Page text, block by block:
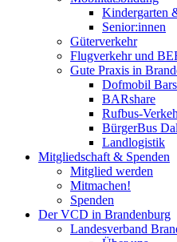
Kindergarten
Senior:innen
Güterverkehr
Flugverkehr und
Gute Praxis in
Dofmobil
BARshare
Rufbus-
BürgerBus
Landlogistik
Mitgliedschaft & Spenden
Mitglied werden
Mitmachen!
Spenden
Der VCD in Brandenburg
Landesverband